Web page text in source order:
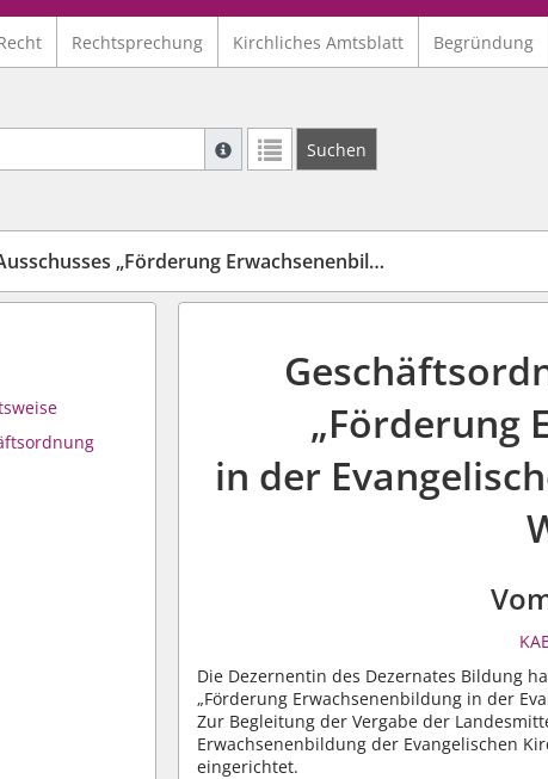
Rechtsprechung Kirchliches Amtsblatt Begründung
Suche mit Platzhalter "*", Bsp. Pfarrer*,
Suchen
in der Evangelischen Kirche von Kurhessen-Waldeck“ (GeschO Erwachsenenbildung EKKW)
„Förderung
in der
Die Dezernentin des Dezernates Bildung
„Förderung Erwachsenenbildung in der
Zur Begleitung der Vergabe der
Erwachsenenbildung der Evangelischen
eingerichtet.